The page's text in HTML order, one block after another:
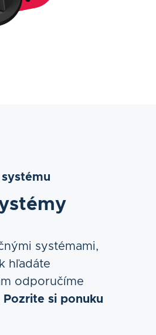
systémami,
hľadáte
odporučíme
Pozrite si ponuku